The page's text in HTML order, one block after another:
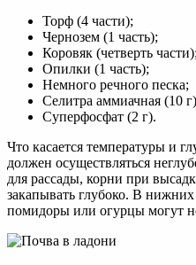
Торф (4 части);
Чернозем (1 часть);
Коровяк (четверть части);
Опилки (1 часть);
Немного речного песка;
Селитра аммиачная (10
Суперфосфат (2 г).
Что касается температуры и
должен осуществляться
для рассады, корни при
закапывать глубоко. В нижних
помидоры или огурцы могут